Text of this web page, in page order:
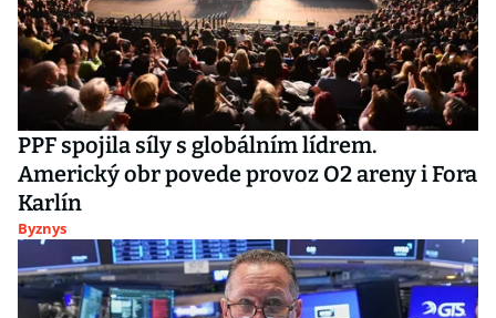
PPF spojila síly s globálním lídrem.
Americký obr povede provoz O2 areny i Fora
Karlín
Byznys